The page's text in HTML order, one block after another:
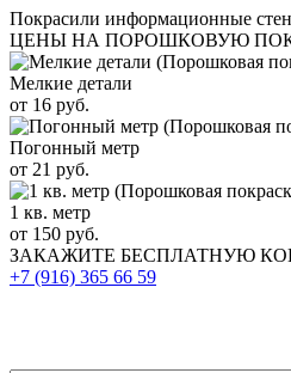
Покрасили информационные
ЦЕНЫ НА ПОРОШКОВУЮ
Мелкие детали
от 16 руб.
Погонный метр
от 21 руб.
1 кв. метр
от 150 руб.
ЗАКАЖИТЕ БЕСПЛАТНУЮ
+7 (916) 365 66 59